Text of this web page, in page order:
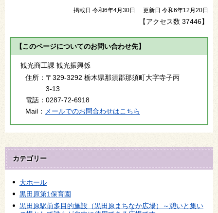
掲載日 令和6年4月30日 更新日 令和6年12月20日
【アクセス数 37446】
【このページについてのお問い合わせ先】
観光商工課 観光振興係
住所： 〒329-3292 栃木県那須郡那須町大字寺子丙
3-13
電話： 0287-72-6918
Mail： メールでのお問合わせはこちら
カテゴリー
大ホール
黒田原第1保育園
黒田原駅前多目的施設（黒田原まちなか広場）～憩いと集い